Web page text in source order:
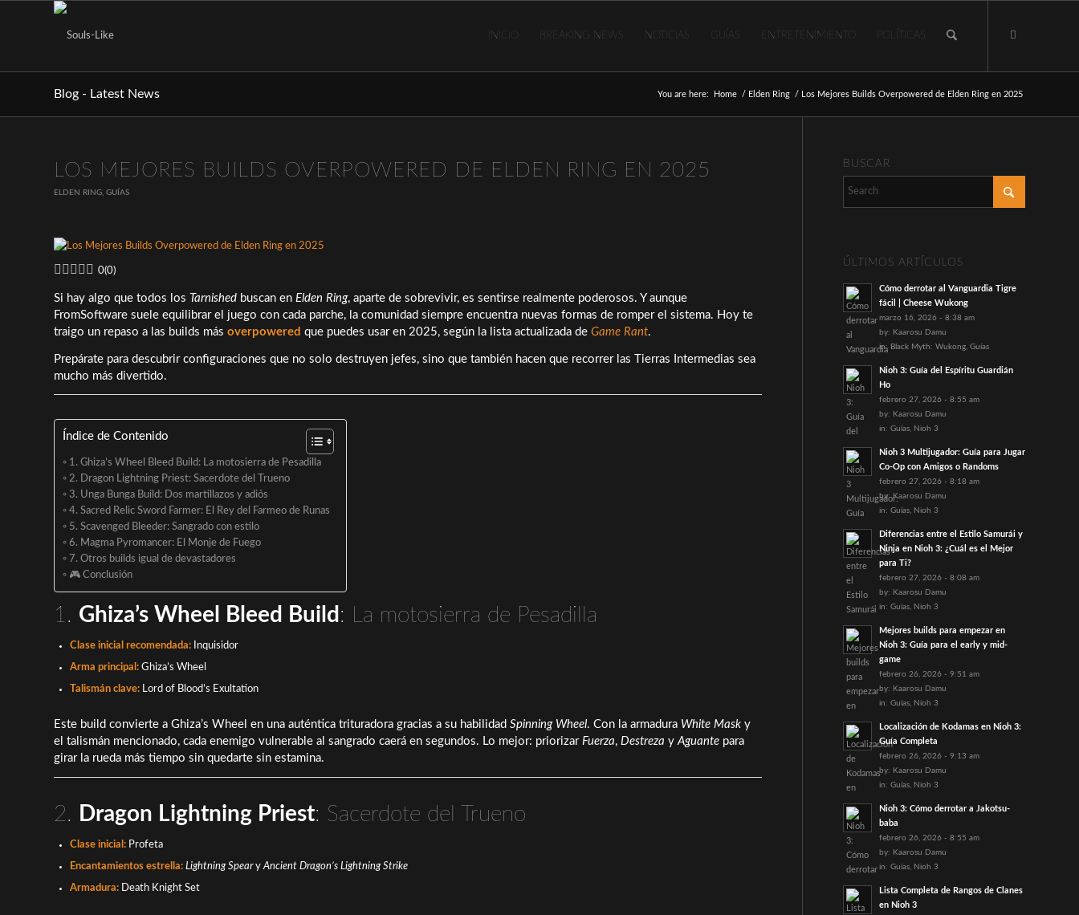
INICIO BREAKING NEWS NOTICIAS GUÍAS ENTRETENIMIENTO POLÍTICAS
Blog - Latest News You are here: Home / Elden Ring / Los Mejores Builds Overpowered de Elden Ring en 2025
LOS MEJORES BUILDS OVERPOWERED DE ELDEN RING EN 2025
ELDEN RING, GUÍAS
0(0)
Si hay algo que todos los Tarnished buscan en Elden Ring, aparte de sobrevivir, es sentirse realmente poderosos. Y aunque
FromSoftware suele equilibrar el juego con cada parche, la comunidad siempre encuentra nuevas formas de romper el sistema. Hoy te
traigo un repaso a las builds más overpowered que puedes usar en 2025, según la lista actualizada de Game Rant.
Prepárate para descubrir configuraciones que no solo destruyen jefes, sino que también hacen que recorrer las Tierras Intermedias sea
mucho más divertido.
Índice de Contenido
1. Ghiza’s Wheel Bleed Build: La motosierra de Pesadilla
2. Dragon Lightning Priest: Sacerdote del Trueno
3. Unga Bunga Build: Dos martillazos y adiós
4. Sacred Relic Sword Farmer: El Rey del Farmeo de Runas
5. Scavenged Bleeder: Sangrado con estilo
6. Magma Pyromancer: El Monje de Fuego
7. Otros builds igual de devastadores
🎮 Conclusión
1. Ghiza’s Wheel Bleed Build : La motosierra de Pesadilla
Clase inicial recomendada: Inquisidor
Arma principal: Ghiza’s Wheel
Talismán clave: Lord of Blood’s Exultation
Este build convierte a Ghiza’s Wheel en una auténtica trituradora gracias a su habilidad Spinning Wheel. Con la armadura White Mask y
el talismán mencionado, cada enemigo vulnerable al sangrado caerá en segundos. Lo mejor: priorizar Fuerza, Destreza yAguante para
girar la rueda más tiempo sin quedarte sin estamina.
2. Dragon Lightning Priest: Sacerdote del Trueno
Clase inicial: Profeta
Encantamientos estrella: Lightning SpearyAncient Dragon’s Lightning Strike
Armadura: Death Knight Set
BUSCAR
ÚLTIMOS ARTÍCULOS
Cómo derrotar al Vanguardia Tigre
fácil | Cheese Wukong
marzo 16, 2026 - 8:38 am
by: Kaarosu Damu
in: Black Myth: Wukong, Guías
Nioh 3: Guía del Espíritu Guardián
Ho
febrero 27, 2026 - 8:55 am
by: Kaarosu Damu
in: Guías, Nioh 3
Nioh 3 Multijugador: Guía para Jugar
Co-Op con Amigos o Randoms
febrero 27, 2026 - 8:18 am
by:Kaarosu Damu
in: Guías, Nioh 3
Diferencias entre el Estilo Samurái y
Ninja en Nioh 3: ¿Cuál es el Mejor
para Ti?
febrero 27, 2026 - 8:08 am
by: Kaarosu Damu
in: Guías, Nioh 3
Mejores builds para empezar en
Nioh 3: Guía para el early y mid-
game
febrero 26, 2026 - 9:51 am
by: Kaarosu Damu
in: Guías, Nioh 3
Localización de Kodamas en Nioh 3:
Guía Completa
febrero 26, 2026 - 9:13 am
by: Kaarosu Damu
in: Guías, Nioh 3
Nioh 3: Cómo derrotar a Jakotsu-
baba
febrero 26, 2026 - 8:55 am
by: Kaarosu Damu
in: Guías, Nioh 3
Lista Completa de Rangos de Clanes
en Nioh 3